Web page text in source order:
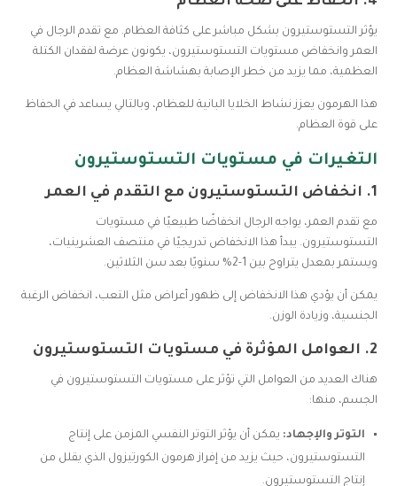
يؤثر التستوستيرون بشكل مباشر على كثافة العظام. مع تقدم الرجال في
العمر وانخفاض مستويات التستوستيرون، يكونون عرضة لفقدان الكتلة
العظمية، مما يزيد من خطر الإصابة بهشاشة العظام.
هذا الهرمون يعزز نشاط الخلايا البانية للعظام، وبالتالي يساعد في الحفاظ
على قوة العظام.
التغيرات في مستويات التستوستيرون
1. انخفاض التستوستيرون مع التقدم في العمر
مع تقدم العمر، يواجه الرجال انخفاضًا طبيعيًا في مستويات
التستوستيرون. يبدأ هذا الانخفاض تدريجيًا في منتصف العشرينيات،
ويستمر بمعدل يتراوح بين 1-2% سنويًا بعد سن الثلاثين.
يمكن أن يؤدي هذا الانخفاض إلى ظهور أعراض مثل التعب، انخفاض الرغبة
الجنسية، وزيادة الوزن.
2. العوامل المؤثرة في مستويات التستوستيرون
هناك العديد من العوامل التي تؤثر على مستويات التستوستيرون في
الجسم، منها:
التوتر والإجهاد: يمكن أن يؤثر التوتر النفسي المزمن على إنتاج
التستوستيرون، حيث يزيد من إفراز هرمون الكورتيزول الذي يقلل من
إنتاج التستوستيرون.